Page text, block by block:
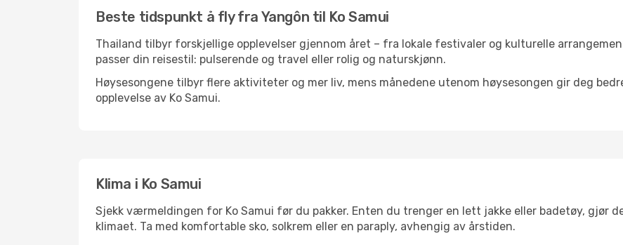
Beste tidspunkt å fly fra Yangôn til Ko Samui
Thailand tilbyr forskjellige opplevelser gjennom året – fra lokale festivaler og kulturelle
passer din reisestil: pulserende og travel eller rolig og naturskjønn.
Høysesongene tilbyr flere aktiviteter og mer liv, mens månedene utenom høysesongen gir deg
opplevelse av Ko Samui.
Klima i Ko Samui
Sjekk værmeldingen for Ko Samui før du pakker. Enten du trenger en lett jakke eller badetøy, gjør
klimaet. Ta med komfortable sko, solkrem eller en paraply, avhengig av årstiden.